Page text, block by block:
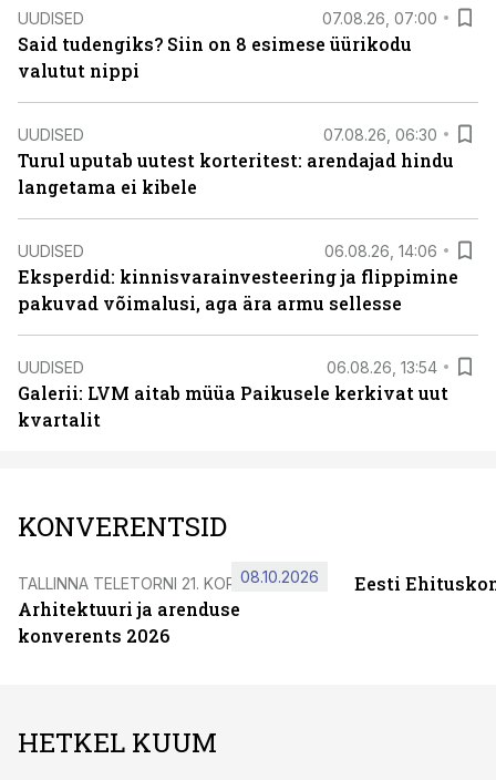
UUDISED 07.08.26, 07:00
Said tudengiks? Siin on 8 esimese üürikodu
valutut nippi
UUDISED 07.08.26, 06:30
Turul uputab uutest korteritest: arendajad hindu
langetama ei kibele
UUDISED 06.08.26, 14:06
Eksperdid: kinnisvarainvesteering ja flippimine
pakuvad võimalusi, aga ära armu sellesse
UUDISED 06.08.26, 13:54
Galerii: LVM aitab müüa Paikusele kerkivat uut
kvartalit
KONVERENTSID
TALLINNA TELETORNI 21. KORRUSEL
Arhitektuuri ja arenduse
konverents 2026
08.10.2026 Eesti
HETKEL KUUM